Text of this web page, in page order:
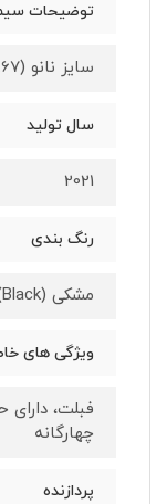
توضیحات
سایز نانو (0.67 × 8.8 × 12.3 میلیمتر)
سال تولید
2021
رنگ بندی
مشکی (Black)، آبی (Blue)، سبز (Green)
ویژگی های
فبلت، دارای
چهارگانه
پردازنده